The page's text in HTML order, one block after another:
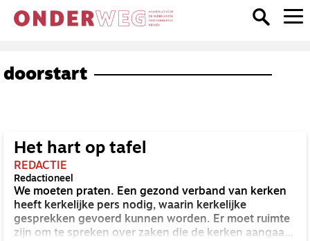
doorstart
Het hart op tafel
REDACTIE
Redactioneel
We moeten praten. Een gezond verband van kerken
heeft kerkelijke pers nodig, waarin kerkelijke
gesprekken gevoerd kunnen worden. Er moet ruimte
zijn om te spreken over zaken die de kerken aangaan,